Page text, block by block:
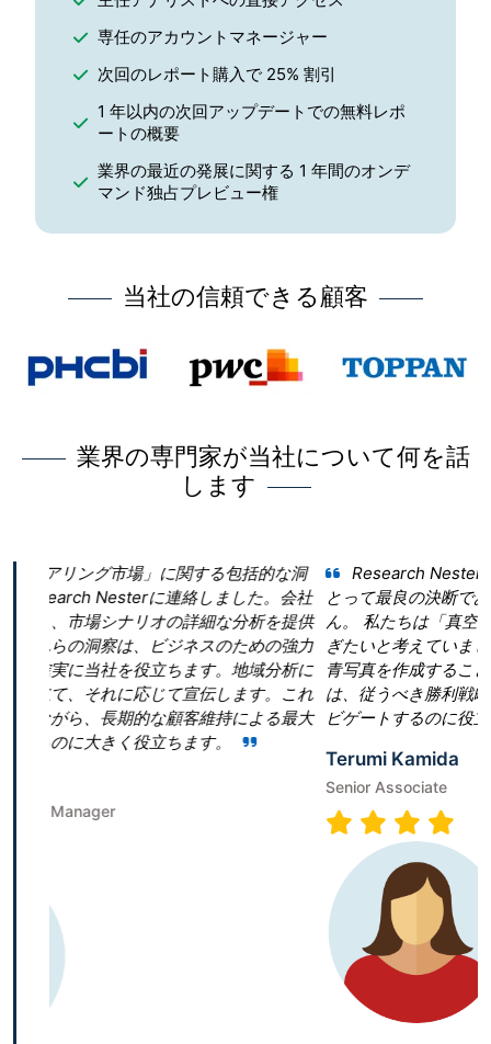
専任のアカウントマネージャー
次回のレポート購入で 25% 割引
1 年以内の次回アップデートでの無料レポ
ートの概要
業界の最近の発展に関する 1 年間のオンデ
マンド独占プレビュー権
当社の信頼できる顧客
業界の専門家が当社について何を話
します
する包括的な洞
しました。会社
細な分析を提供
スのための強力
す。地域分析に
伝します。これ
維持による最大
Research Nester を選択したことが当社の
とって最良の決断であったと言っても過言で
ん。 私たちは「真空ポンプ市場」という領域
ぎたいと考えていました。しかし、当社は効
青写真を作成することに戸惑いました。
は、従うべき勝利戦略を構築することで、成
ビゲートするのに役立ちました。